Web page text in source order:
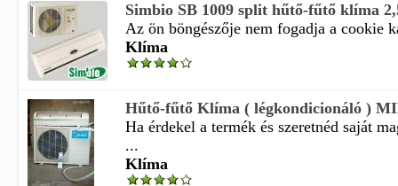
Simbio SB 1009 split hűtő-fűtő klíma
Az ön böngészője nem fogadja a cookie
Klíma
Hűtő-fűtő Klíma ( légkondicionáló )
Ha érdekel a termék és szeretnéd saját
...
Klíma